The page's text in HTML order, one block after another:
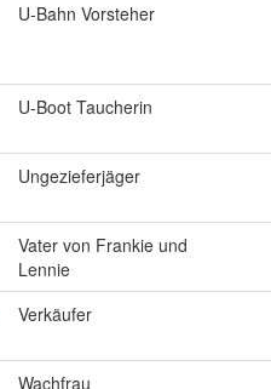
U-Bahn Vorsteher
U-Boot Taucherin
Ungezieferjäger
Vater von Frankie und
Lennie
Verkäufer
Wachfrau